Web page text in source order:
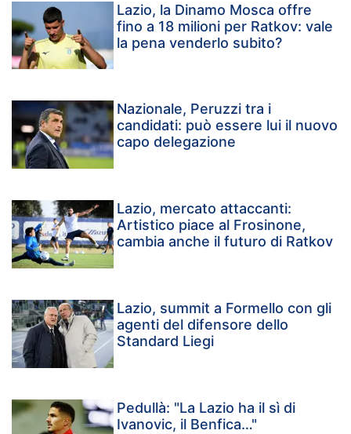
Lazio, la Dinamo Mosca offre
fino a 18 milioni per Ratkov: vale
la pena venderlo subito?
Nazionale, Peruzzi tra i
candidati: può essere lui il nuovo
capo delegazione
Lazio, mercato attaccanti:
Artistico piace al Frosinone,
cambia anche il futuro di Ratkov
Lazio, summit a Formello con gli
agenti del difensore dello
Standard Liegi
Pedullà: "La Lazio ha il sì di
Ivanovic, il Benfica…"